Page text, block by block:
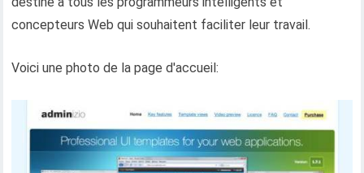
concepteurs Web qui souhaitent faciliter leur travail.
Voici une photo de la page d'accueil: